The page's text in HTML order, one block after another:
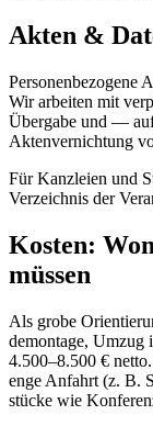
Akten &
Personen­bezogene
Wir arbeiten mit
Übergabe und —
Aktenvernichtung
Für Kanzleien und
Verzeichnis der
Kosten:
müssen
Als grobe
demontage, Umzug
4.500–8.500 €
enge Anfahrt (z. B.
stücke wie